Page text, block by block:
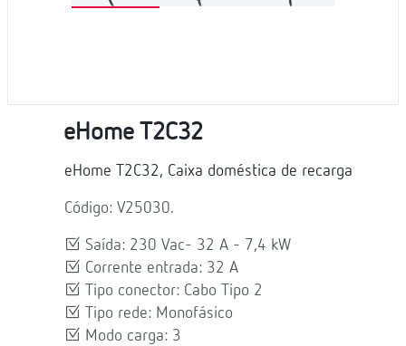
eHome T2C32
eHome T2C32, Caixa doméstica de recarga
Código: V25030.
Saída: 230 Vac- 32 A - 7,4 kW
Corrente entrada: 32 A
Tipo conector: Cabo Tipo 2
Tipo rede: Monofásico
Modo carga: 3